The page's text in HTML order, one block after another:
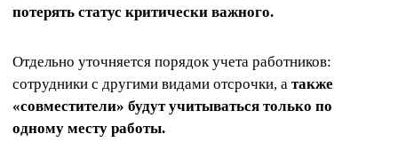
потерять статус критически важного.
Отдельно уточняется порядок учета работников:
сотрудники с другими видами отсрочки, а также
«совместители» будут учитываться только по
одному месту работы.